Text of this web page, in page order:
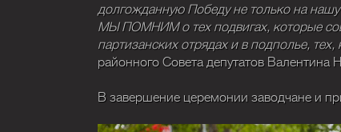
долгожданную Победу не только на
МЫ ПОМНИМ о тех подвигах, которые
партизанских отрядах и в подполье,
районного Совета депутатов Валентина
В завершение церемонии заводчане и